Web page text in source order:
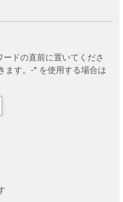
ードの直前に置いてくださ
ます。-* を使用する場合は